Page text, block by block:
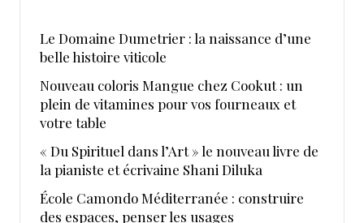
Le Domaine Dumetrier : la naissance d’une
belle histoire viticole
Nouveau coloris Mangue chez Cookut : un
plein de vitamines pour vos fourneaux et
votre table
« Du Spirituel dans l’Art » le nouveau livre de
la pianiste et écrivaine Shani Diluka
École Camondo Méditerranée : construire
des espaces, penser les usages